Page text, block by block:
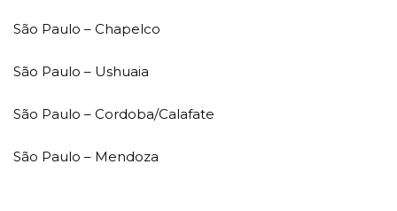
São Paulo – Chapelco
São Paulo – Ushuaia
São Paulo – Cordoba/Calafate
São Paulo – Mendoza